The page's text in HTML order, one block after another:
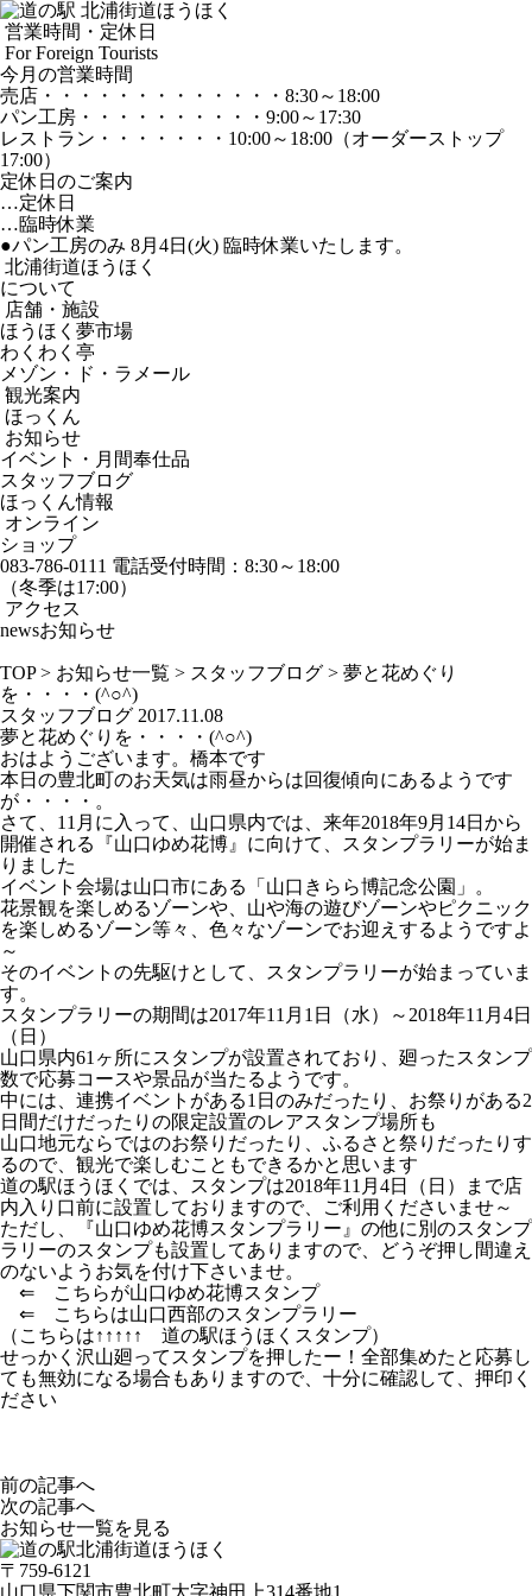
営業時間・定休日
For Foreign Tourists
今月の営業時間
売店 ・・・・・・・・・・・・・ 8:30～18:00
パン工房 ・・・・・・・・・・ 9:00～17:30
レストラン ・・・・・・・ 10:00～18:00 （オーダーストップ
17:00）
定休日のご案内
…定休日
…臨時休業
●パン工房のみ 8月4日(火) 臨時休業いたします。
北浦街道ほうほく
について
店舗・施設
ほうほく夢市場
わくわく亭
メゾン・ド・ラメール
観光案内
ほっくん
お知らせ
イベント・月間奉仕品
スタッフブログ
ほっくん情報
オンライン
ショップ
083-786-0111 電話受付時間：8:30～18:00
（冬季は17:00）
アクセス
newsお知らせ
TOP> お知らせ一覧 > スタッフブログ > 夢と花めぐり
を・・・・(^○^)
スタッフブログ 2017.11.08
夢と花めぐりを・・・・(^○^)
おはようございます。橋本です
本日の豊北町のお天気は雨昼からは回復傾向にあるようです
が・・・・。
さて、11月に入って、山口県内では、来年2018年9月14日から
開催される『山口ゆめ花博』に向けて、スタンプラリーが始ま
りました
イベント会場は山口市にある「山口きらら博記念公園」。
花景観を楽しめるゾーンや、山や海の遊びゾーンやピクニック
を楽しめるゾーン等々、色々なゾーンでお迎えするようですよ
～
そのイベントの先駆けとして、スタンプラリーが始まっていま
す。
スタンプラリーの期間は2017年11月1日（水）～2018年11月4日
（日）
山口県内61ヶ所にスタンプが設置されており、廻ったスタンプ
数で応募コースや景品が当たるようです。
中には、連携イベントがある1日のみだったり、お祭りがある2
日間だけだったりの限定設置のレアスタンプ場所も
山口地元ならではのお祭りだったり、ふるさと祭りだったりす
るので、観光で楽しむこともできるかと思います
道の駅ほうほくでは、スタンプは2018年11月4日（日）まで店
内入り口前に設置しておりますので、ご利用くださいませ～
ただし、『山口ゆめ花博スタンプラリー』の他に別のスタンプ
ラリーのスタンプも設置してありますので、どうぞ押し間違え
のないようお気を付け下さいませ。
⇐ こちらが山口ゆめ花博スタンプ
⇐ こちらは山口西部のスタンプラリー
（こちらは↑↑↑↑↑ 道の駅ほうほくスタンプ）
せっかく沢山廻ってスタンプを押したー！全部集めたと応募し
ても無効になる場合もありますので、十分に確認して、押印く
ださい
前の記事へ
次の記事へ
お知らせ一覧を見る
〒759-6121
山口県下関市豊北町大字神田上314番地1